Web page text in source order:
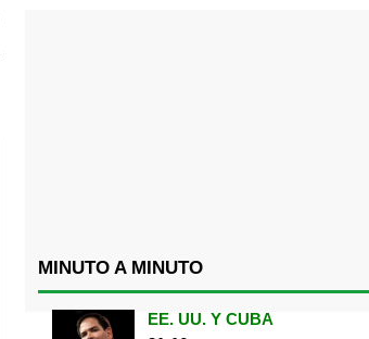
MINUTO A MINUTO
EE. UU. Y CUBA